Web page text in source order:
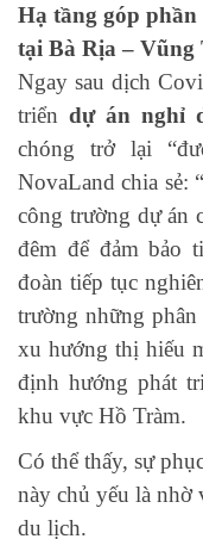
Hạ tầng góp
tại Bà Rịa – Vũng
Ngay sau dịch
triểndự án nghỉ
chóng trở lại
NovaLand chia sẻ:
công trường dự án
đêm để đảm bảo
đoàn tiếp tục
trường những
xu hướng thị hiếu
định hướng phát
khu vực Hồ Tràm.
Có thể thấy, sự
này chủ yếu là nhờ
du lịch.